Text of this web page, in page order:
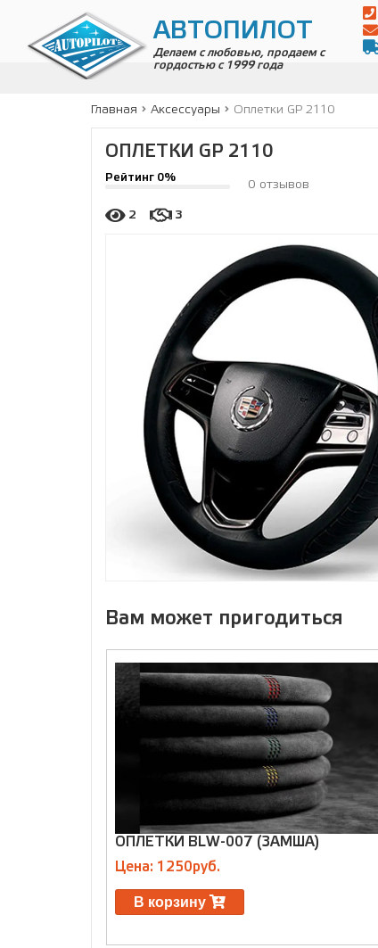
АВТОПИЛОТ
Делаем с любовью, продаем с
гордостью с 1999 года
Главная Аксессуары Оплетки GP 2110
ОПЛЕТКИ GP 2110
Рейтинг 0%
0 отзывов
2 3
Вам может пригодиться
ОПЛЕТКИ BLW-007 (ЗАМША)
Цена: 1250руб.
В корзину
Адрес:
Чагинская